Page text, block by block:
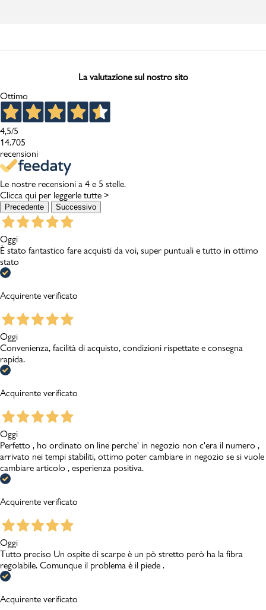
La valutazione sul nostro sito
Ottimo
4,5/5
14.705
recensioni
Le nostre recensioni a 4 e 5 stelle.
Clicca qui per leggerle tutte >
Precedente Successivo
Oggi
È stato fantastico fare acquisti da voi, super puntuali e tutto in ottimo
stato
Acquirente verificato
Oggi
Convenienza, facilità di acquisto, condizioni rispettate e consegna
rapida.
Acquirente verificato
Oggi
Perfetto , ho ordinato on line perche' in negozio non c'era il numero ,
arrivato nei tempi stabiliti, ottimo poter cambiare in negozio se si vuole
cambiare articolo , esperienza positiva.
Acquirente verificato
Oggi
Tutto preciso Un ospite di scarpe è un pò stretto però ha la fibra
regolabile. Comunque il problema è il piede .
Acquirente verificato